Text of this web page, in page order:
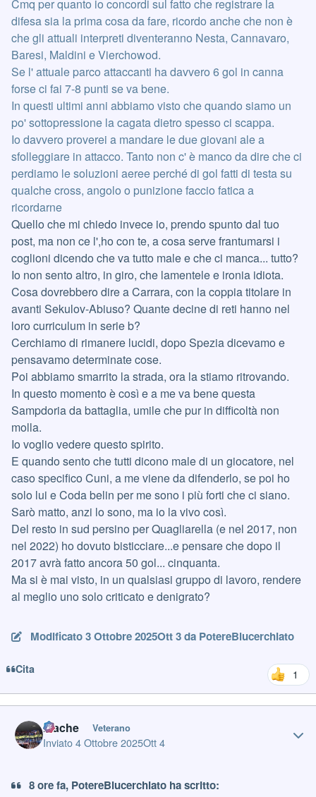
Cmq per quanto io concordi sul fatto che registrare la
difesa sia la prima cosa da fare, ricordo anche che non è
che gli attuali interpreti diventeranno Nesta, Cannavaro,
Baresi, Maldini e Vierchowod.
Se l' attuale parco attaccanti ha davvero 6 gol in canna
forse ci fai 7-8 punti se va bene.
In questi ultimi anni abbiamo visto che quando siamo un
po' sottopressione la cagata dietro spesso ci scappa.
Io davvero proverei a mandare le due giovani ale a
sfolleggiare in attacco. Tanto non c' è manco da dire che ci
perdiamo le soluzioni aeree perché di gol fatti di testa su
qualche cross, angolo o punizione faccio fatica a
ricordarne
Quello che mi chiedo invece io, prendo spunto dal tuo
post, ma non ce l',ho con te, a cosa serve frantumarsi i
coglioni dicendo che va tutto male e che ci manca... tutto?
Io non sento altro, in giro, che lamentele e ironia idiota.
Cosa dovrebbero dire a Carrara, con la coppia titolare in
avanti Sekulov-Abiuso? Quante decine di reti hanno nel
loro curriculum in serie b?
Cerchiamo di rimanere lucidi, dopo Spezia dicevamo e
pensavamo determinate cose.
Poi abbiamo smarrito la strada, ora la stiamo ritrovando.
In questo momento è così e a me va bene questa
Sampdoria da battaglia, umile che pur in difficoltà non
molla.
Io voglio vedere questo spirito.
E quando sento che tutti dicono male di un giocatore, nel
caso specifico Cuni, a me viene da difenderlo, se poi ho
solo lui e Coda belin per me sono i più forti che ci siano.
Sarò matto, anzi lo sono, ma io la vivo così.
Del resto in sud persino per Quagliarella (e nel 2017, non
nel 2022) ho dovuto bisticciare...e pensare che dopo il
2017 avrà fatto ancora 50 gol... cinquanta.
Ma si è mai visto, in un qualsiasi gruppo di lavoro, rendere
al meglio uno solo criticato e denigrato?
Modificato3 Ottobre 2025Ott 3da PotereBlucerchiato
Cita 1
mache Veterano
Inviato4 Ottobre 2025Ott 4
8 ore fa, PotereBlucerchiato ha scritto: